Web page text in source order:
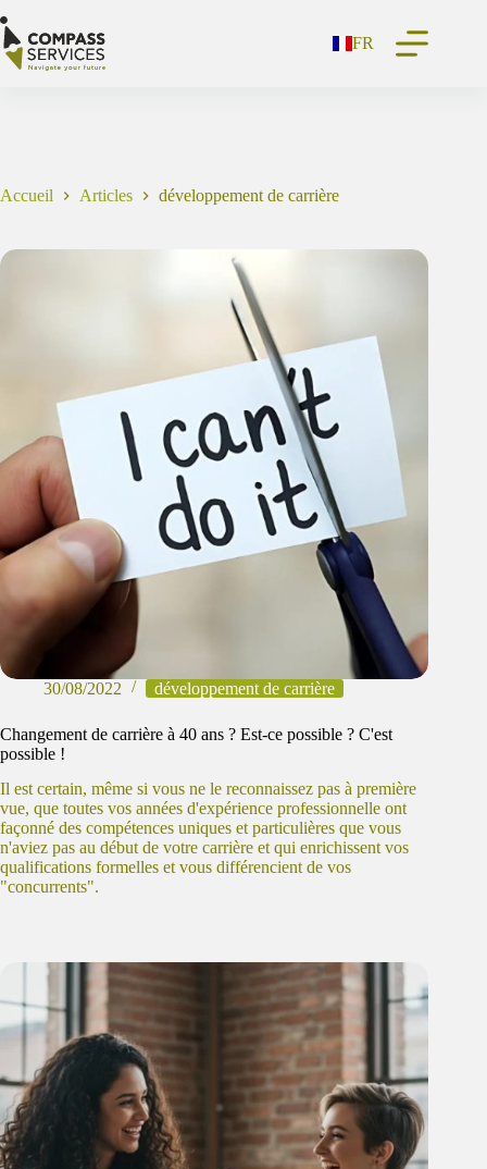
au
contenu
FR
Accueil Articles développement de carrière
30/08/2022 développement de carrière
Changement de carrière à 40 ans ? Est-ce possible ? C'est
possible !
Il est certain, même si vous ne le reconnaissez pas à première
vue, que toutes vos années d'expérience professionnelle ont
façonné des compétences uniques et particulières que vous
n'aviez pas au début de votre carrière et qui enrichissent vos
qualifications formelles et vous différencient de vos
"concurrents".